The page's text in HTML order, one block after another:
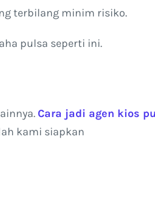
terbilang minim risiko.
pulsa seperti ini.
Cara jadi agen kios
kami siapkan